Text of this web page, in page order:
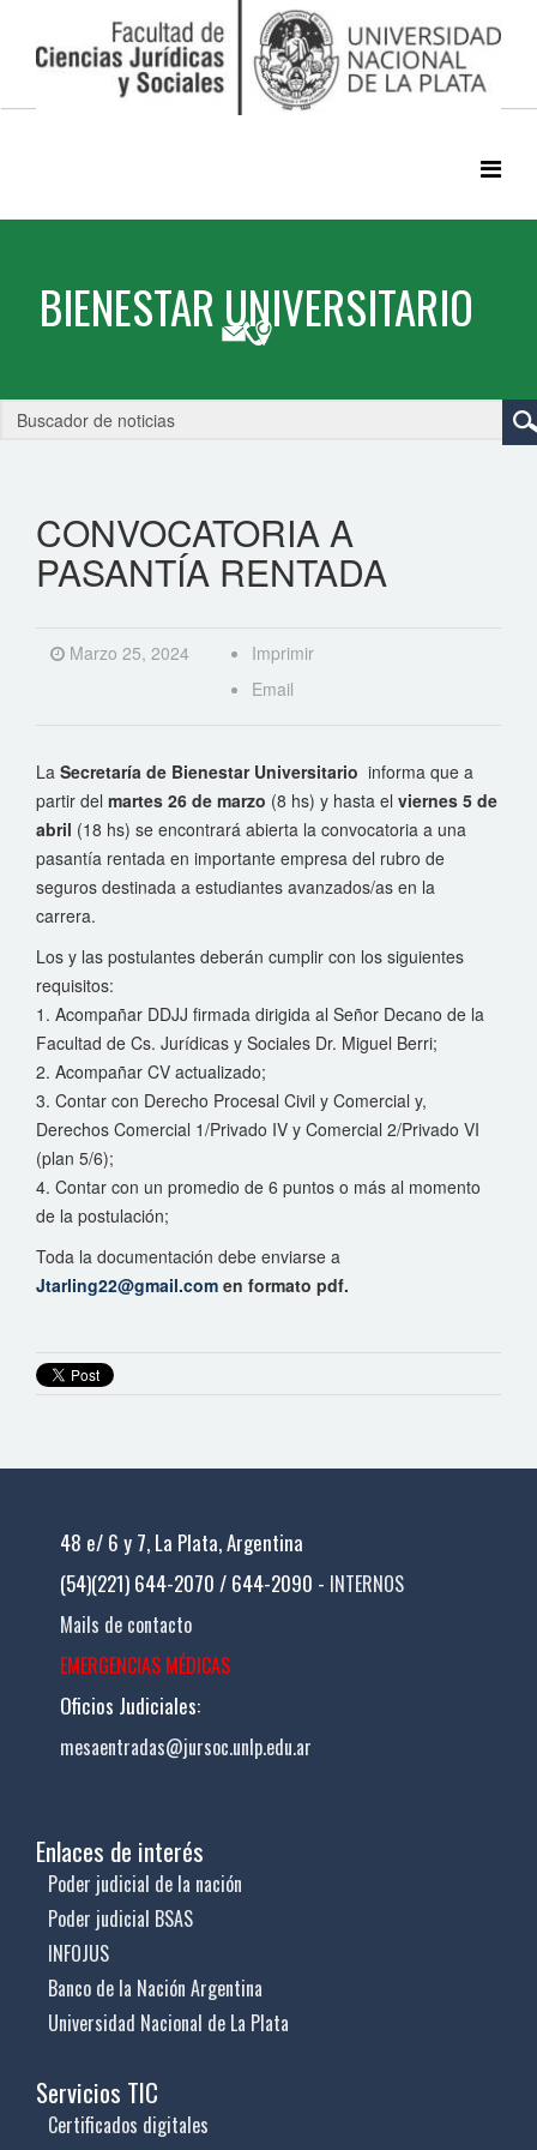
CONVOCATORIA A
PASANTÍA RENTADA
Marzo 25, 2024
Imprimir
Email
La Secretaría de Bienestar Universitario informa que a
partir del martes 26 de marzo (8 hs) y hasta el viernes 5 de
abril (18 hs) se encontrará abierta la convocatoria a una
pasantía rentada en importante empresa del rubro de
seguros destinada a estudiantes avanzados/as en la
carrera.
Los y las postulantes deberán cumplir con los siguientes
requisitos:
1. Acompañar DDJJ firmada dirigida al Señor Decano de la
Facultad de Cs. Jurídicas y Sociales Dr. Miguel Berri;
2. Acompañar CV actualizado;
3. Contar con Derecho Procesal Civil y Comercial y,
Derechos Comercial 1/Privado IV y Comercial 2/Privado VI
(plan 5/6);
4. Contar con un promedio de 6 puntos o más al momento
de la postulación;
Toda la documentación debe enviarse a
Jtarling22@gmail.com en formato pdf.
48 e/ 6 y 7, La Plata, Argentina
(54)(221) 644-2070 / 644-2090 - INTERNOS
Mails de contacto
EMERGENCIAS MÉDICAS
Oficios Judiciales:
mesaentradas@jursoc.unlp.edu.ar
Enlaces de interés
Poder judicial de la nación
Poder judicial BSAS
INFOJUS
Banco de la Nación Argentina
Universidad Nacional de La Plata
Servicios TIC
Certificados digitales